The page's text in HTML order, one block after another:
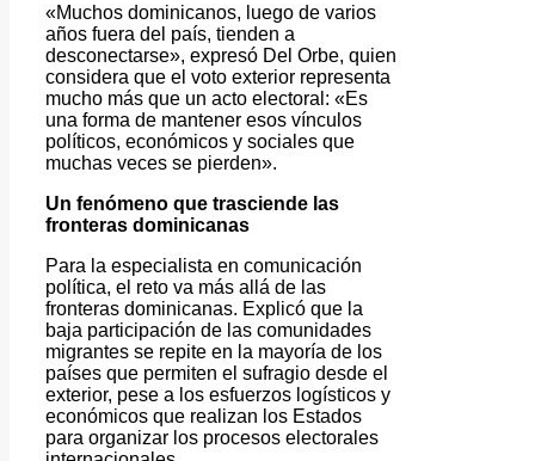
«Muchos dominicanos, luego de varios
años fuera del país, tienden a
desconectarse», expresó Del Orbe, quien
considera que el voto exterior representa
mucho más que un acto electoral: «Es
una forma de mantener esos vínculos
políticos, económicos y sociales que
muchas veces se pierden».
Un fenómeno que trasciende las
fronteras dominicanas
Para la especialista en comunicación
política, el reto va más allá de las
fronteras dominicanas. Explicó que la
baja participación de las comunidades
migrantes se repite en la mayoría de los
países que permiten el sufragio desde el
exterior, pese a los esfuerzos logísticos y
económicos que realizan los Estados
para organizar los procesos electorales